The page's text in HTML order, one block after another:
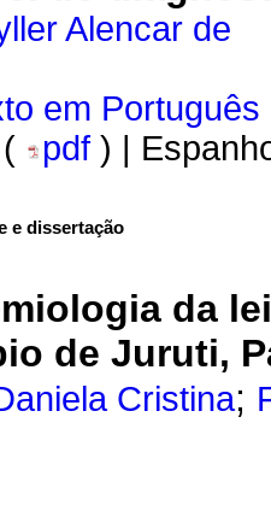
Alencar de
em Português
pdf ) |
e dissertação
da
de Juruti,
Cristina;